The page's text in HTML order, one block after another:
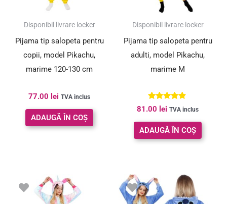
Disponibil livrare locker
Pijama tip salopeta pentru
copii, model Pikachu,
marime 120-130 cm
77.00 lei TVA inclus
ADAUGĂ ÎN COȘ
Disponibil livrare locker
Pijama tip salopeta pentru
adulti, model Pikachu,
marime M
Evaluat la
4.67
din 5
81.00 lei TVA inclus
ADAUGĂ ÎN COȘ